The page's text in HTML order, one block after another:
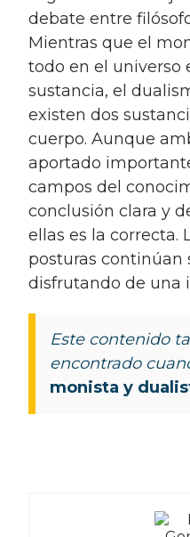
debate entre
Mientras que el
todo en el universo
sustancia, el
existen dos
cuerpo. Aunque
aportado
campos del
conclusión clara y
ellas es la correcta.
posturas continúan
disfrutando de una
Este contenido también puede ser
encontrado
monista y